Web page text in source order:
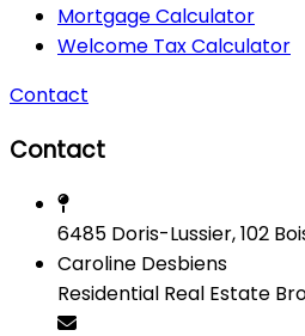
Mortgage Calculator
Welcome Tax Calculator
Contact
Contact
6485 Doris-Lussier, 102
Caroline Desbiens
Residential Real Estate